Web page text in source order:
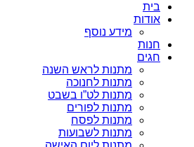
בית
אודות
מידע נוסף
חנות
חגים
מתנות לראש השנה
מתנות לחנוכה
מתנות לט”ו בשבט
מתנות לפורים
מתנות לפסח
מתנות לשבועות